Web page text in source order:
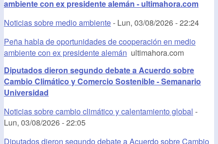
ambiente con ex presidente alemán - ultimahora.com
Noticias sobre medio ambiente- Lun, 03/08/2026 - 22:24
Peña habla de oportunidades de cooperación en medio
ambiente con ex presidente alemán ultimahora.com
Diputados dieron segundo debate a Acuerdo sobre
Cambio Climático y Comercio Sostenible - Semanario
Universidad
Noticias sobre cambio climático y calentamiento global -
Lun, 03/08/2026 - 22:05
Diputados dieron segundo debate a Acuerdo sobre Cambio